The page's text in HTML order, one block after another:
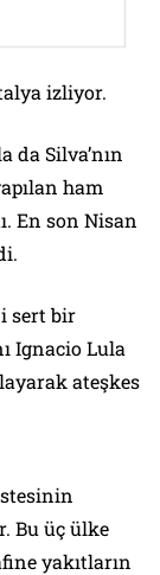
izliyor.
da Silva’nın
ham
En son Nisan
sert bir
Ignacio Lula
ateşkes
Bu üç ülke
yakıtların